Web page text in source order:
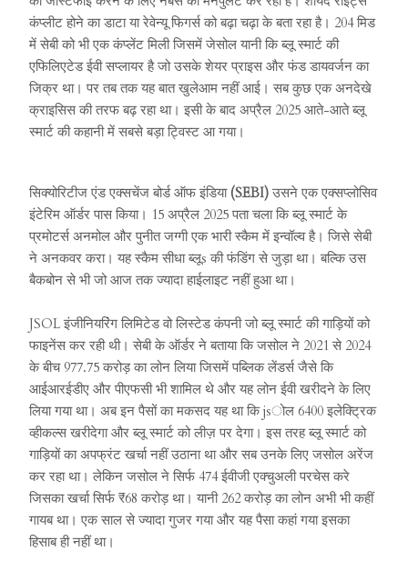
कंप्लीट होने का डाटा या रेवेन्यू फिगर्स को बढ़ा चढ़ा के बता रहा है। 204 मिड
में सेबी को भी एक कंप्लेंट मिली जिसमें जेसोल यानी कि ब्लू स्मार्ट की
एफिलिएटेड ईवी सप्लायर है जो उसके शेयर प्राइस और फंड डायवर्जन का
जिक्र था। पर तब तक यह बात खुलेआम नहीं आई। सब कुछ एक अनदेखे
क्राइसिस की तरफ बढ़ रहा था। इसी के बाद अप्रैल 2025 आते-आते ब्लू
स्मार्ट की कहानी में सबसे बड़ा ट्विस्ट आ गया।
सिक्योरिटीज एंड एक्सचेंज बोर्ड ऑफ इंडिया(SEBI) उसने एक एक्सप्लोसिव
इंटेरिम ऑर्डर पास किया। 15 अप्रैल 2025 पता चला कि ब्लू स्मार्ट के
प्रमोटर्स अनमोल और पुनीत जग्गी एक भारी स्कैम में इन्वॉल्व है। जिसे सेबी
ने अनकवर करा। यह स्कैम सीधा ब्लूs की फंडिंग से जुड़ा था। बल्कि उस
बैकबोन से भी जो आज तक ज्यादा हाईलाइट नहीं हुआ था।
JSOL इंजीनियरिंग लिमिटेड वो लिस्टेड कंपनी जो ब्लू स्मार्ट की गाड़ियों को
फाइनेंस कर रही थी। सेबी के ऑर्डर ने बताया कि जसोल ने 2021 से 2024
के बीच 977.75 करोड़ का लोन लिया जिसमें पब्लिक लेंडर्स जैसे कि
आईआरईडीए और पीएफसी भी शामिल थे और यह लोन ईवी खरीदने के लिए
लिया गया था। अब इन पैसों का मकसद यह था कि jsोल 6400 इलेक्ट्रिक
व्हीकल्स खरीदेगा और ब्लू स्मार्ट को लीज़ पर देगा। इस तरह ब्लू स्मार्ट को
गाड़ियों का अपफ्रंट खर्चा नहीं उठाना था और सब उनके लिए जसोल अरेंज
कर रहा था। लेकिन जसोल ने सिर्फ 474 ईवीजी एक्चुअली परचेस करे
जिसका खर्चा सिर्फ ₹68 करोड़ था। यानी 262 करोड़ का लोन अभी भी कहीं
गायब था। एक साल से ज्यादा गुजर गया और यह पैसा कहां गया इसका
हिसाब ही नहीं था।